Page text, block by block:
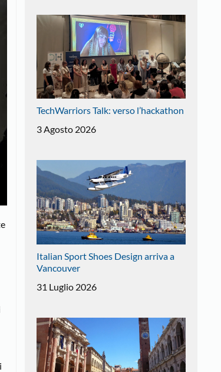
TechWarriors Talk: verso l’hackathon
3 Agosto 2026
Italian Sport Shoes Design arriva a
Vancouver
31 Luglio 2026